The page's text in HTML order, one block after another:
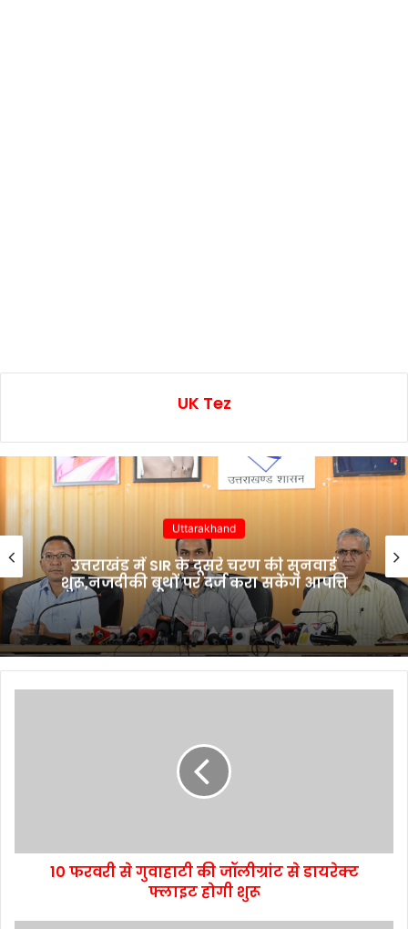
UK Tez
Uttarakhand
उत्तराखंड में SIR के दूसरे चरण की सुनवाई
शुरू,नजदीकी बूथों पर दर्ज करा सकेंगे आपत्ति
10 फरवरी से गुवाहाटी की जॉलीग्रांट से डायरेक्ट
फ्लाइट होगी शुरू